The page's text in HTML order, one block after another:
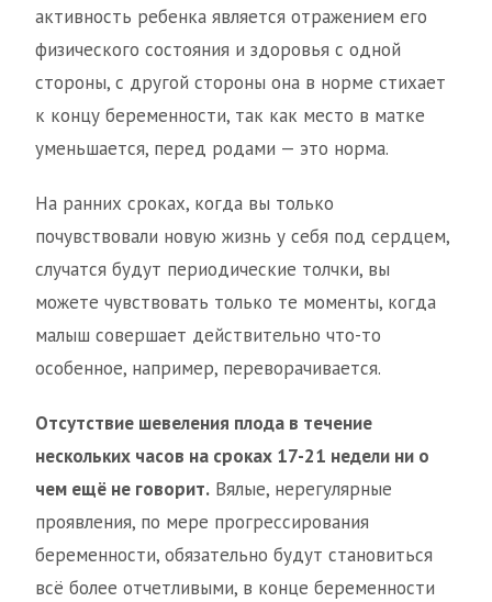
активность ребенка является отражением его
физического состояния и здоровья с одной
стороны, с другой стороны она в норме стихает
к концу беременности, так как место в матке
уменьшается, перед родами — это норма.
На ранних сроках, когда вы только
почувствовали новую жизнь у себя под сердцем,
случатся будут периодические толчки, вы
можете чувствовать только те моменты, когда
малыш совершает действительно что-то
особенное, например, переворачивается.
Отсутствие шевеления плода в течение
нескольких часов на сроках 17-21 недели ни о
чем ещё не говорит. Вялые, нерегулярные
проявления, по мере прогрессирования
беременности, обязательно будут становиться
всё более отчетливыми, в конце беременности